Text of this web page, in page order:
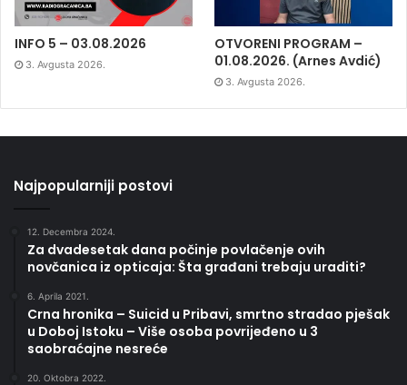
INFO 5 – 03.08.2026
3. Avgusta 2026.
OTVORENI PROGRAM –
01.08.2026. (Arnes Avdić)
3. Avgusta 2026.
Najpopularniji postovi
12. Decembra 2024.
Za dvadesetak dana počinje povlačenje ovih
novčanica iz opticaja: Šta građani trebaju uraditi?
6. Aprila 2021.
Crna hronika – Suicid u Pribavi, smrtno stradao pješak
u Doboj Istoku – Više osoba povrijeđeno u 3
saobraćajne nesreće
20. Oktobra 2022.